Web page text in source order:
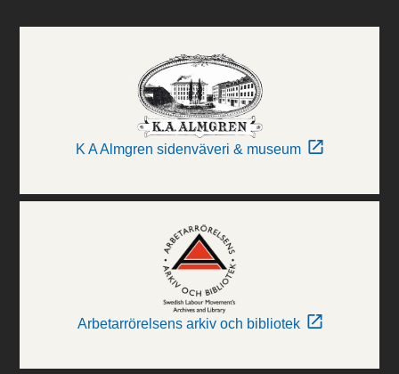
K A Almgren sidenväveri & museum
Arbetarrörelsens arkiv och bibliotek